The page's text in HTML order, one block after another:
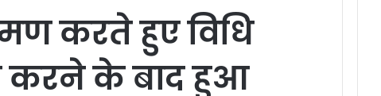
करते हुए विधि
करने के बाद हुआ